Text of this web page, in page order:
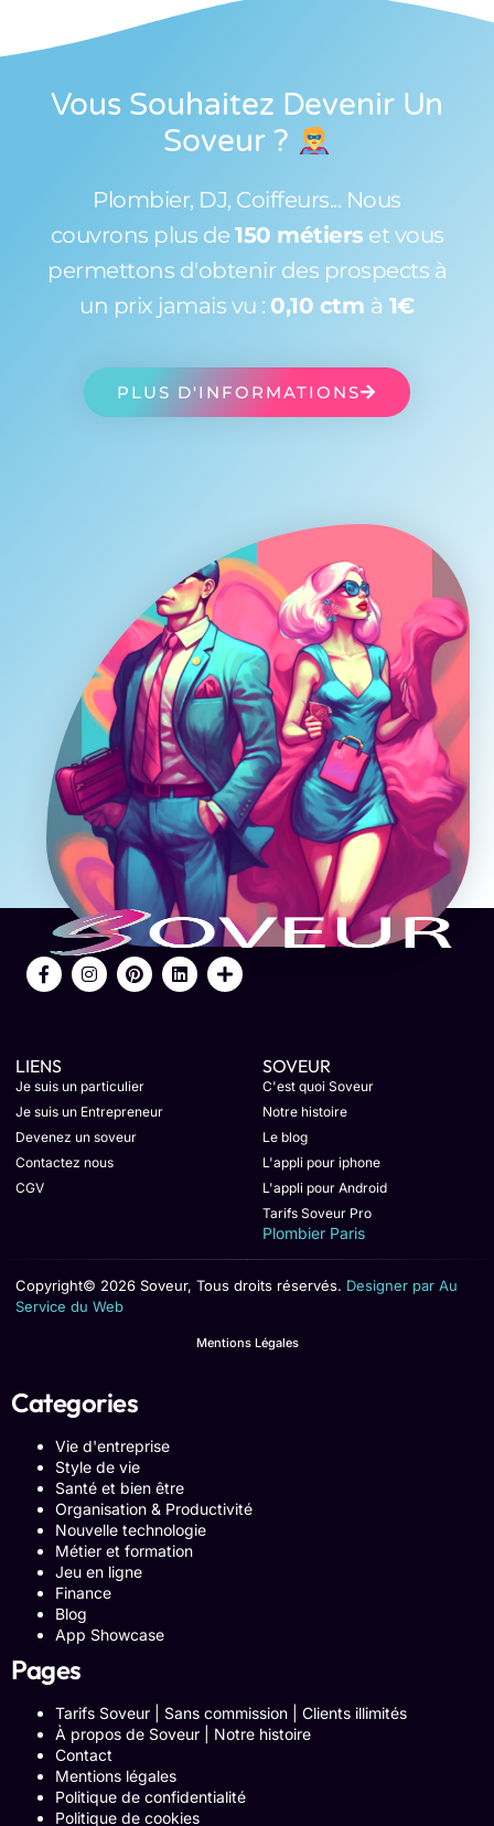
Vous Souhaitez Devenir Un
Soveur ?
Plombier, DJ, Coiffeurs... Nous
couvrons plus de 150 métiers et vous
permettons d'obtenir des prospects à
un prix jamais vu : 0,10 ctm à 1€
PLUS D'INFORMATIONS
LIENS
Je suis un particulier
Je suis un Entrepreneur
Devenez un soveur
Contactez nous
CGV
SOVEUR
C'est quoi Soveur
Notre histoire
Le blog
L'appli pour iphone
L'appli pour Android
Tarifs Soveur Pro
Plombier Paris
Copyright© 2026 Soveur, Tous droits réservés. Designer par Au
Service du Web
Mentions Légales
Categories
Vie d'entreprise
Style de vie
Santé et bien être
Organisation & Productivité
Nouvelle technologie
Métier et formation
Jeu en ligne
Finance
Blog
App Showcase
Pages
Tarifs Soveur | Sans commission | Clients illimités
À propos de Soveur | Notre histoire
Contact
Mentions légales
Politique de confidentialité
Politique de cookies